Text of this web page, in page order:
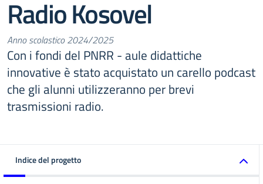
Radio Kosovel
Anno scolastico 2024/2025
Con i fondi del PNRR - aule didattiche
innovative è stato acquistato un carello podcast
che gli alunni utilizzeranno per brevi
trasmissioni radio.
Indice del progetto